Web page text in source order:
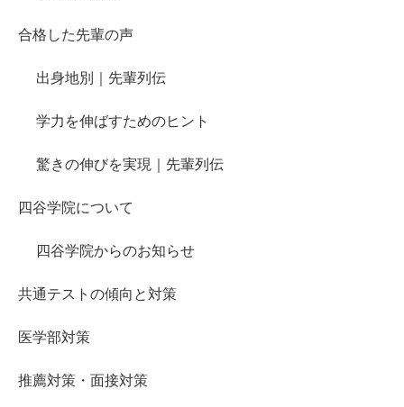
合格した先輩の声
出身地別｜先輩列伝
学力を伸ばすためのヒント
驚きの伸びを実現｜先輩列伝
四谷学院について
四谷学院からのお知らせ
共通テストの傾向と対策
医学部対策
推薦対策・面接対策